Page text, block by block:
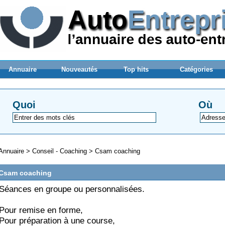
Annuaire Nouveautés Top hits Catégories
Quoi Où
> Conseil - Coaching > Csam coaching
coaching
en groupe ou personnalisées.
remise en forme,
préparation à une course,